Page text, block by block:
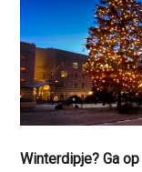
Winterdipje? Ga